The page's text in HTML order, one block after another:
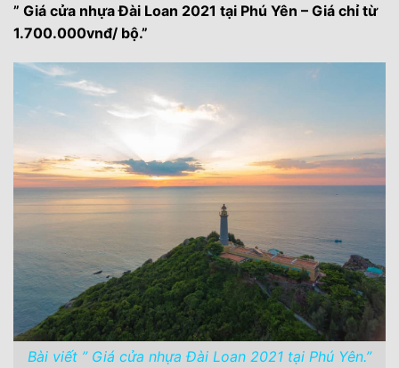
” Giá cửa nhựa Đài Loan 2021 tại Phú Yên – Giá chỉ từ
1.700.000vnđ/ bộ.”
Bài viết ” Giá cửa nhựa Đài Loan 2021 tại Phú Yên.”